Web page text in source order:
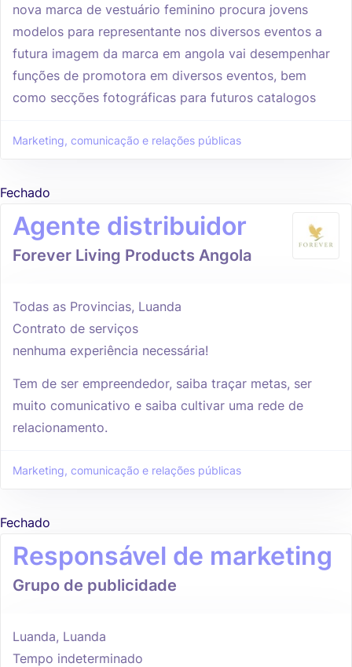
nova marca de vestuário feminino procura jovens
modelos para representante nos diversos eventos a
futura imagem da marca em angola vai desempenhar
funções de promotora em diversos eventos, bem
como secções fotográficas para futuros catalogos
Marketing, comunicação e relações públicas
Fechado
Agente distribuidor
Forever Living Products Angola
Todas as Provincias, Luanda
Contrato de serviços
nenhuma experiência necessária!
Tem de ser empreendedor, saiba traçar metas, ser
muito comunicativo e saiba cultivar uma rede de
relacionamento.
Marketing, comunicação e relações públicas
Fechado
Responsável de marketing
Grupo de publicidade
Luanda, Luanda
Tempo indeterminado